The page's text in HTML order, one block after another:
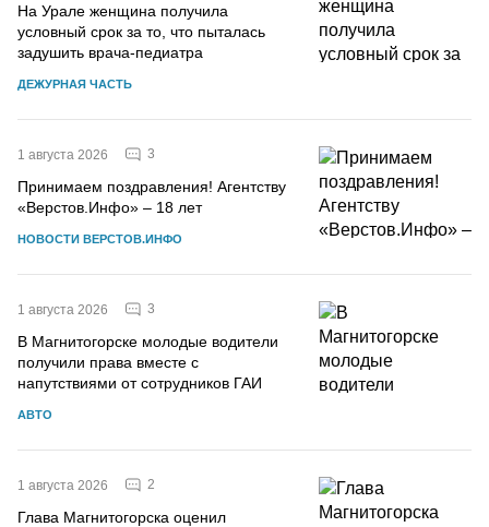
На Урале женщина получила
условный срок за то, что пыталась
задушить врача-педиатра
ДЕЖУРНАЯ ЧАСТЬ
1 августа 2026 3
Принимаем поздравления! Агентству
«Верстов.Инфо» – 18 лет
НОВОСТИ ВЕРСТОВ.ИНФО
1 августа 2026 3
В Магнитогорске молодые водители
получили права вместе с
напутствиями от сотрудников ГАИ
АВТО
1 августа 2026 2
Глава Магнитогорска оценил